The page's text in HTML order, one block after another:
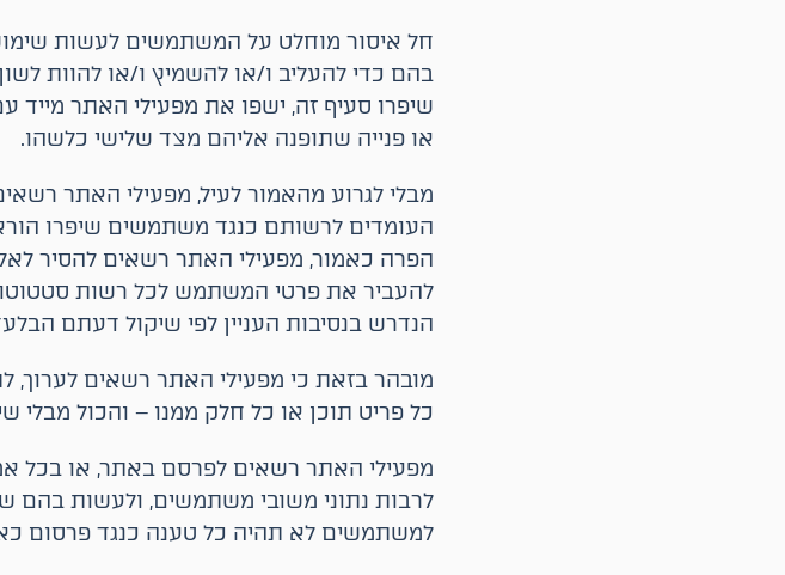
חל איסור מוחלט על המשתמשים לעשות שימוש
בהם כדי להעליב ו/או להשמיץ ו/או להוות
שיפרו סעיף זה, ישפו את מפעילי האתר מייד
או פנייה שתופנה אליהם מצד שלישי כלשהו.
מבלי לגרוע מהאמור לעיל, מפעילי האתר
העומדים לרשותם כנגד משתמשים שיפרו
הפרה כאמור, מפעילי האתר רשאים להסיר
להעביר את פרטי המשתמש לכל רשות
הנדרש בנסיבות העניין לפי שיקול דעתם
מובהר בזאת כי מפעילי האתר רשאים לערוך,
כל פריט תוכן או כל חלק ממנו – והכול מבלי
מפעילי האתר רשאים לפרסם באתר, או בכל
לרבות נתוני משובי משתמשים, ולעשות
למשתמשים לא תהיה כל טענה כנגד פרסום